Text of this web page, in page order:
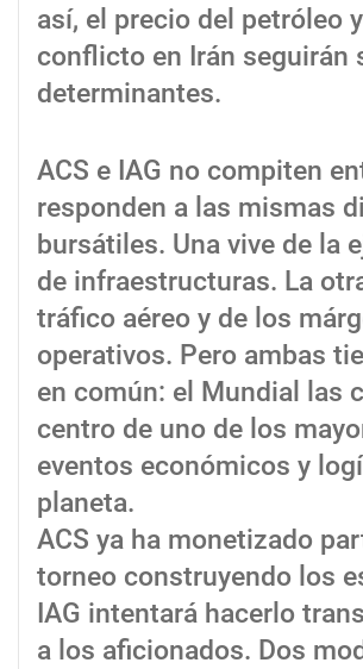
así, el precio del petróleo y
conflicto en Irán seguirán
determinantes.
ACS e IAG no compiten
responden a las mismas
bursátiles. Una vive de la
de infraestructuras. La
tráfico aéreo y de los
operativos. Pero ambas
en común: el Mundial las
centro de uno de los
eventos económicos y
planeta.
ACS ya ha monetizado
torneo construyendo los
IAG intentará hacerlo
a los aficionados. Dos